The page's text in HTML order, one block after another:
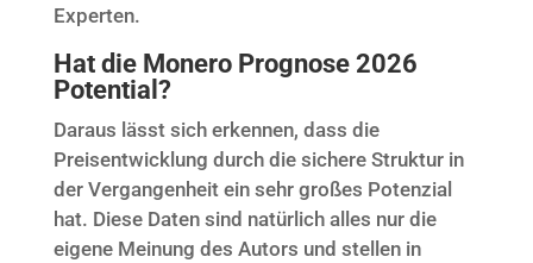
Experten.
Hat die Monero Prognose 2026
Potential?
Daraus lässt sich erkennen, dass die
Preisentwicklung durch die sichere Struktur in
der Vergangenheit ein sehr großes Potenzial
hat. Diese Daten sind natürlich alles nur die
eigene Meinung des Autors und stellen in